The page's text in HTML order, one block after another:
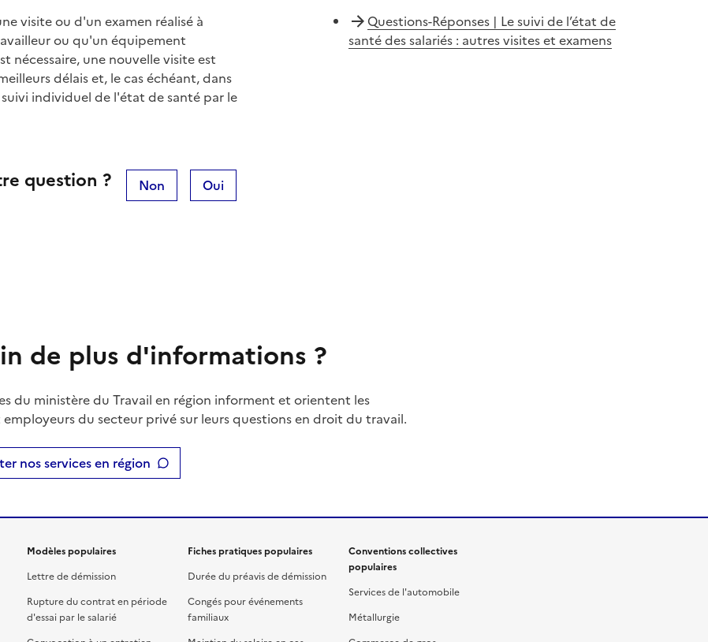
visite ou d'un examen réalisé à
ou qu'un équipement
nécessaire, une nouvelle visite est
délais et, le cas échéant, dans
individuel de l'état de santé par le
question ? Non Oui
Questions-Réponses | Le suivi de l’état de
santé des salariés : autres visites et examens
de plus d'informations ?
du ministère du Travail en région informent et orientent les
employeurs du secteur privé sur leurs questions en droit du travail.
nos services en région
Modèles populaires
Lettre de démission
Rupture du contrat en période
d'essai par le salarié
Fiches pratiques populaires
Durée du préavis de démission
Congés pour événements
familiaux
Conventions collectives
populaires
Services de l'automobile
Métallurgie